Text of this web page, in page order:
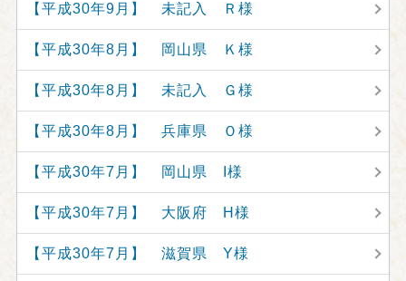
【平成30年9月】 未記入 Ｒ様
【平成30年8月】 岡山県 Ｋ様
【平成30年8月】 未記入 Ｇ様
【平成30年8月】 兵庫県 Ｏ様
【平成30年7月】 岡山県 I様
【平成30年7月】 大阪府 H様
【平成30年7月】 滋賀県 Y様